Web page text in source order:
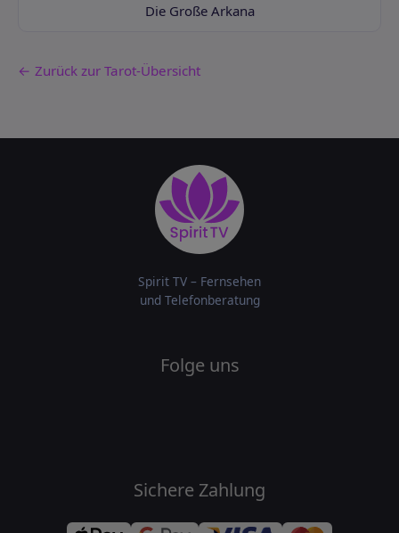
Die Große Arkana
← Zurück zur Tarot-Übersicht
Spirit TV – Fernsehen
und Telefonberatung
Folge uns
Sichere Zahlung